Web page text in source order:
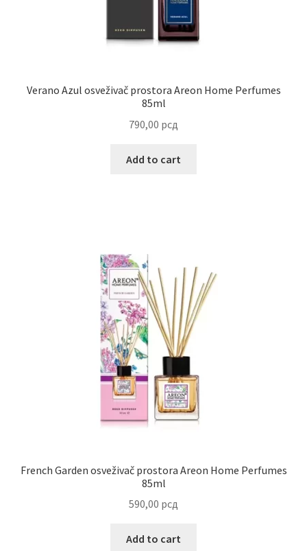
Shop
Verano Azul osveživač prostora Areon Home Perfumes
85ml
790,00 рсд
Add to cart
French Garden osveživač prostora Areon Home Perfumes
85ml
590,00 рсд
Add to cart